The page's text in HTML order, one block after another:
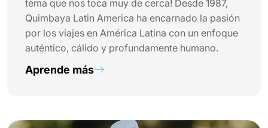
tema que nos toca muy de cerca! Desde 1987,
Quimbaya Latin America ha encarnado la pasión
por los viajes en América Latina con un enfoque
auténtico, cálido y profundamente humano.
Aprende más